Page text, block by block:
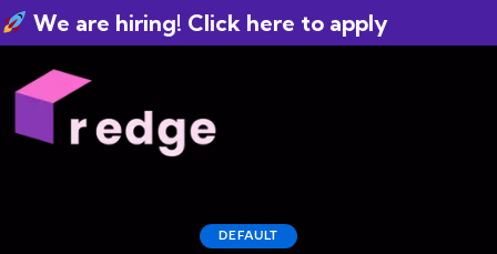
are hiring! Click here to apply
DEFAULT